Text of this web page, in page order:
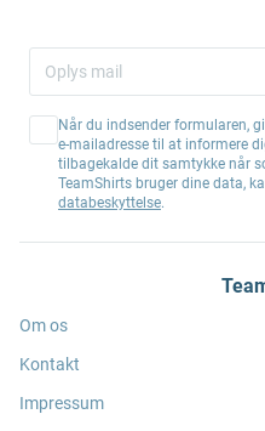
Når du indsender formularen,
e-mailadresse til at informere
tilbagekalde dit samtykke når
TeamShirts bruger dine data,
databeskyttelse.
Om os
Kontakt
Impressum